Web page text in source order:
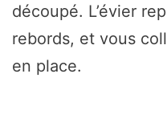
découpé. L’évier
rebords, et vous
en place.